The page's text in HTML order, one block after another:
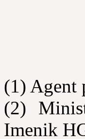
(1) Agent
(2)
Imenik